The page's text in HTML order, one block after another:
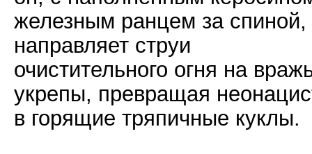
железным ранцем за спиной,
направляет струи
очистительного огня на
укрепы, превращая
в горящие тряпичные куклы.